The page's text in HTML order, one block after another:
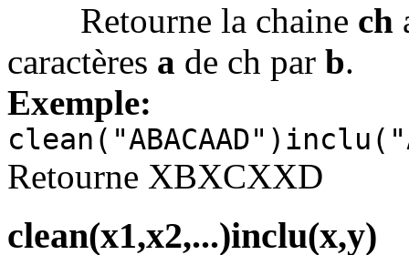
Retourne la chaine ch
caractères a de ch par b.
Exemple:
Retourne XBXCXXD
clean(x1,x2,...)inclu(x,y)